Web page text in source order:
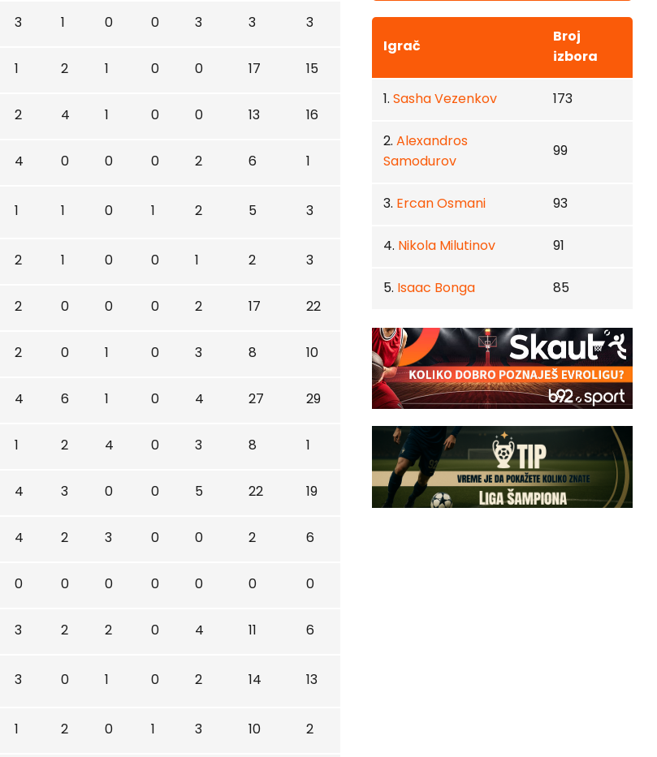
3 1 0 0 3 3 3
1 2 1 0 0 17 15
2 4 1 0 0 13 16
4 0 0 0 2 6 1
1 1 0 1 2 5 3
2 1 0 0 1 2 3
2 0 0 0 2 17 22
2 0 1 0 3 8 10
4 6 1 0 4 27 29
1 2 4 0 3 8 1
4 3 0 0 5 22 19
4 2 3 0 0 2 6
0 0 0 0 0 0 0
3 2 2 0 4 11 6
3 0 1 0 2 14 13
1 2 0 1 3 10 2
Igrač
Broj
izbora
1. Sasha Vezenkov 173
2. Alexandros
Samodurov
99
3. Ercan Osmani 93
4. Nikola Milutinov 91
5. Isaac Bonga 85